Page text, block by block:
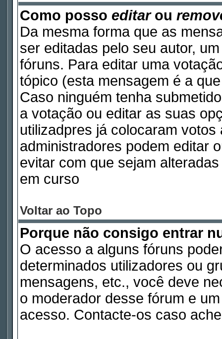
Como posso editarou
Da mesma forma que as
ser editadas pelo seu autor,
fóruns. Para editar uma
tópico (esta mensagem é a
Caso ninguém tenha
a votação ou editar as suas
utilizadpres já colocaram
administradores podem editar
evitar com que sejam
em curso
Voltar ao Topo
Porque não consigo entrar
O acesso a alguns fóruns
determinados utilizadores ou
mensagens, etc., você deve
o moderador desse fórum e
acesso. Contacte-os caso